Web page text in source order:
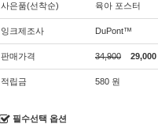
사은품(선착순) 육아 포스터
잉크제조사 DuPont™
판매가격 34,900 29,000
적립금 580 원
필수선택 옵션